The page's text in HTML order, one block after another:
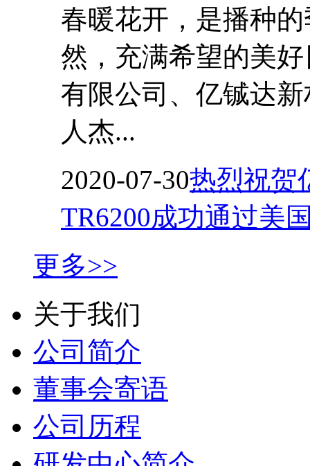
春暖花开，是播种
然，充满希望的美
有限公司、亿铖达
人杰...
2020-07-30热烈祝贺
TR6200成功通过美
更多>>
关于我们
公司简介
董事会寄语
公司历程